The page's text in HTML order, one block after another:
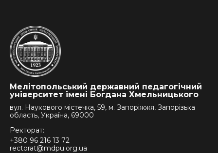
Мелітопольський державний педагогічний
університет імені Богдана Хмельницького
вул. Наукового містечка, 59, м. Запоріжжя, Запорізька
область, Україна, 69000
Ректорат:
+380 96 216 13 72
rectorat@mdpu.org.ua